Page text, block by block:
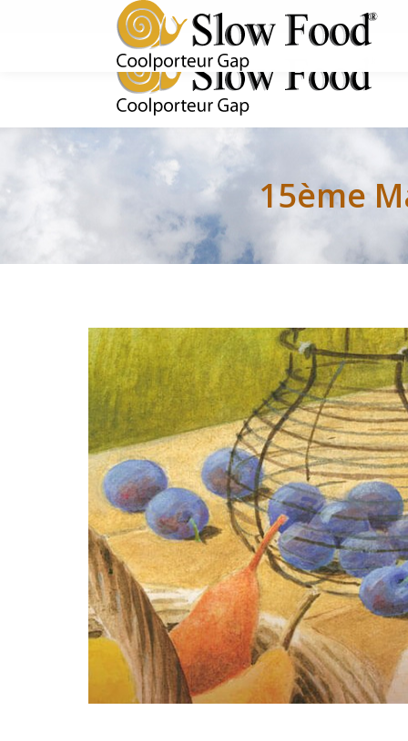
Rejoignez-nous !
15ème